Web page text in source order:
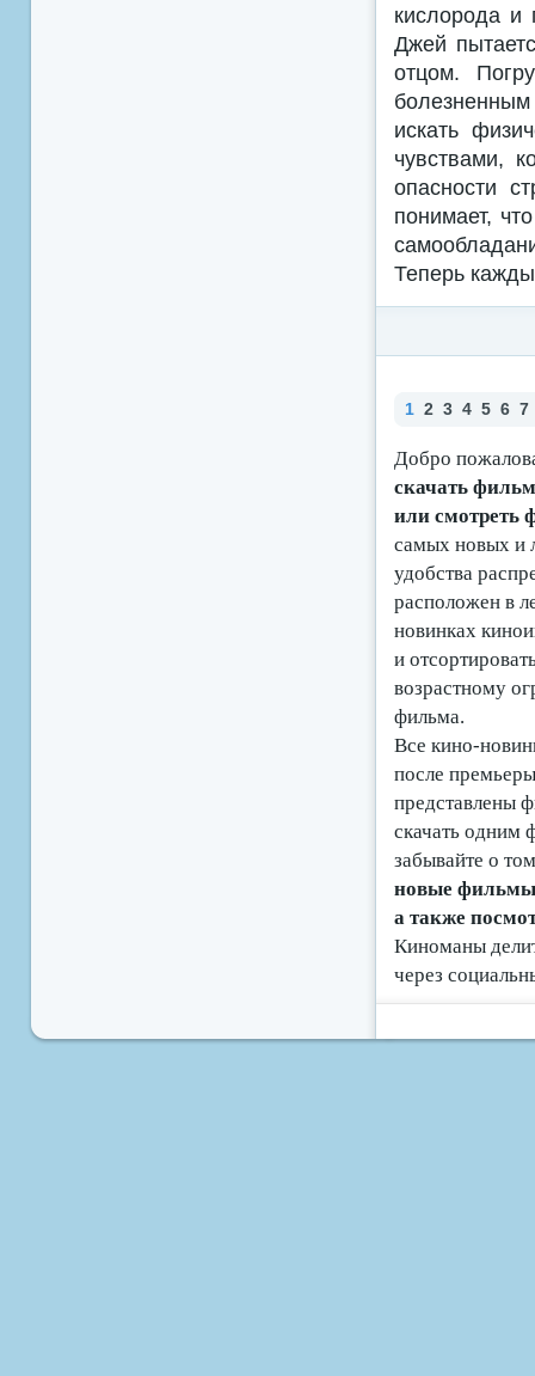
кислорода и
Джей
отцом.
искать
чувствами,
опасности
понимает,
Теперь
1 2 3 4 5 6 7
Добро
скачать
или смотреть
самых новых и
удобства
расположен в
новинках
и
возрастному
фильма.
Все кино-
после
представлены
скачать одним
забывайте о
новые фильмы
а также
Киноманы
через